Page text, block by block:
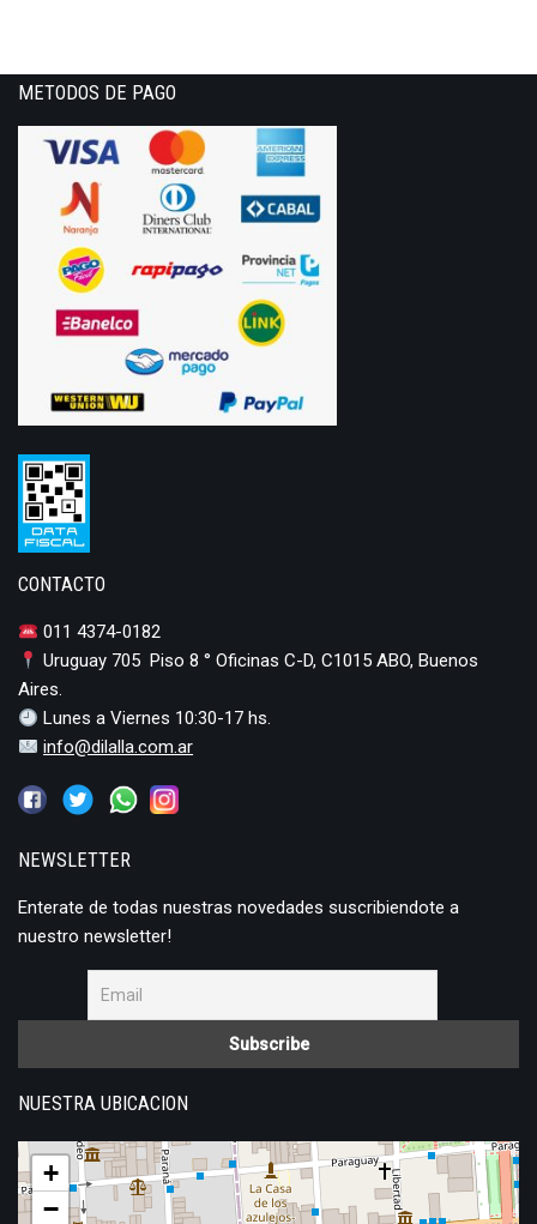
METODOS DE PAGO
CONTACTO
011 4374-0182
Uruguay 705 Piso 8 ° Oficinas C-D, C1015 ABO, Buenos
Aires.
Lunes a Viernes 10:30-17 hs.
info@dilalla.com.ar
NEWSLETTER
Enterate de todas nuestras novedades suscribiendote a
nuestro newsletter!
NUESTRA UBICACION
+
−